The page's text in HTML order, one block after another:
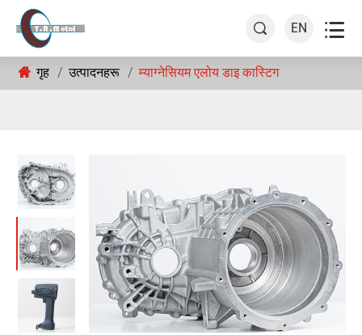
 EN 
गृह उत्पादनहरू म्याग्नेसियम एलोय डाइ कास्टिग